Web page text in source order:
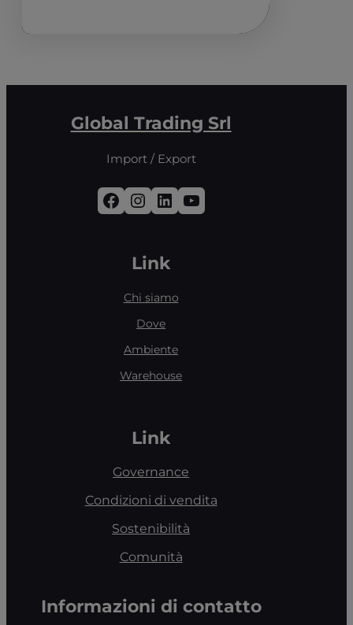
Global Trading Srl
Import / Export
Facebook Instagram LinkedIn YouTube
Link
Chi siamo
Dove
Ambiente
Warehouse
Link
Governance
Condizioni di vendita
Sostenibilità
Comunità
Informazioni di contatto